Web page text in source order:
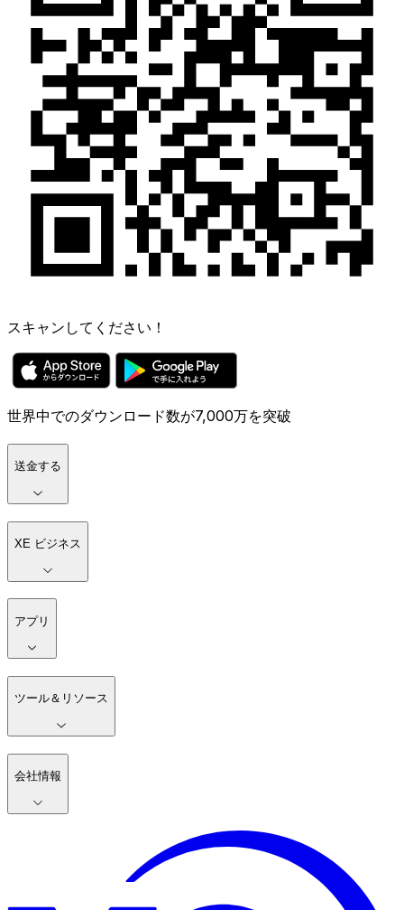
スキャンしてください！
世界中でのダウンロード数が7,000万を突破
送金する
XE ビジネス
アプリ
ツール＆リソース
会社情報